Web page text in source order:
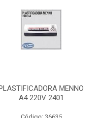
MENNO
A4 220V 2401